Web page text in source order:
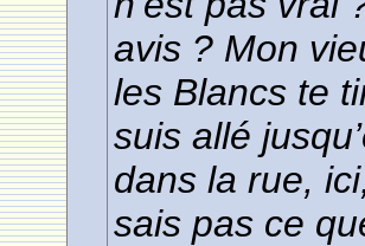
avis ? Mon
les Blancs te
suis allé
dans la rue,
sais pas ce